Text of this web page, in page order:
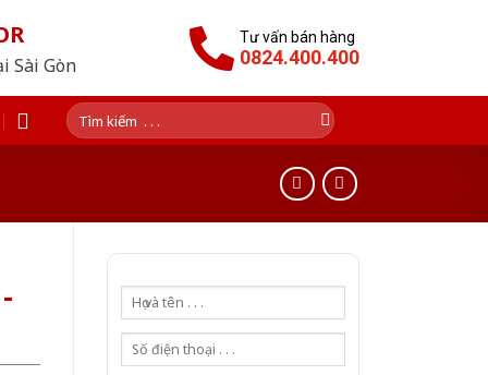
Sài Gòn
Tư vấn bán hàng
0824.400.400
Tìm
kiếm: